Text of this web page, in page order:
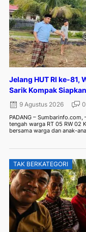
Jelang HUT RI ke-81,
Sarik Kompak
9 Agustus 2026 0
PADANG –
tengah warga RT 05 RW 02
bersama warga dan anak-
TAK BERKATEGORI